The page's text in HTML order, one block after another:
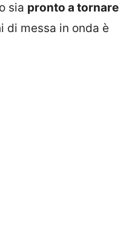
sia pronto a tornare
di messa in onda è